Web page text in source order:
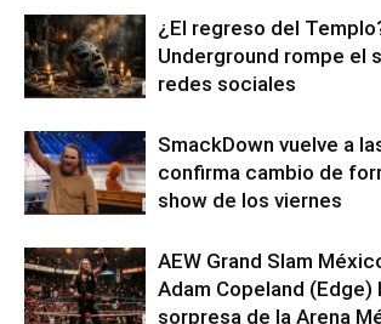
¿El regreso del
Underground rompe el
redes sociales
SmackDown vuelve a
confirma cambio de
show de los viernes
AEW Grand Slam
Adam Copeland (Edge)
sorpresa de la Arena